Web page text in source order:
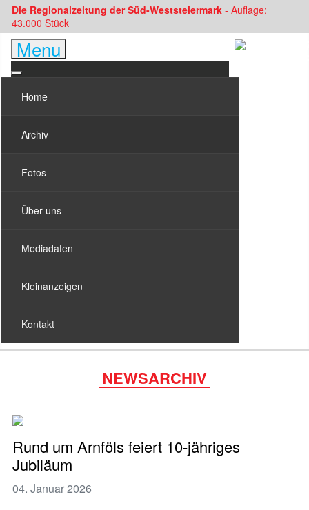
Die Regionalzeitung der Süd-Weststeiermark - Auflage:
43.000 Stück
Menu
Home
Archiv
Fotos
Über uns
Mediadaten
Kleinanzeigen
Kontakt
NEWSARCHIV
Rund um Arnföls feiert 10-jähriges
Jubiläum
04. Januar 2026